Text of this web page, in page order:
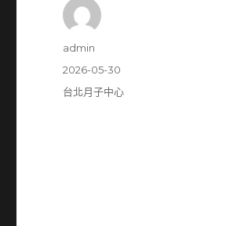
作
admin
發
佈
2026-05-30
分
台北月子中心